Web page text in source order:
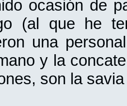
ocasión de
(al que he
una
y la
son la